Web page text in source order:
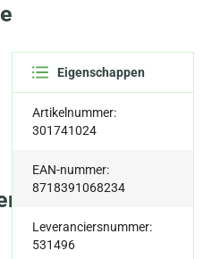
Eigenschappen
Artikelnummer:
301741024
EAN-nummer:
8718391068234
Leveranciersnummer:
531496